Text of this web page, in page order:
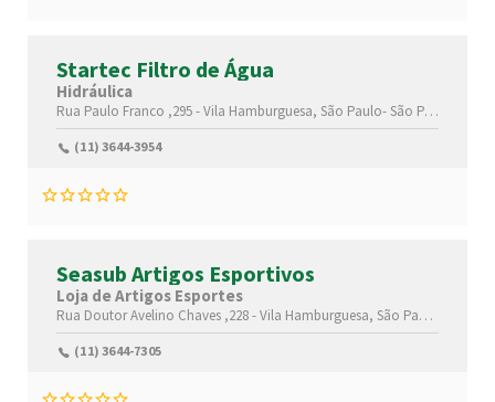
Startec Filtro de Água
Hidráulica
Rua Paulo Franco ,295 -Vila Hamburguesa, São Paulo-São Paulo(SP)
(11) 3644-3954
Seasub Artigos Esportivos
Loja de Artigos Esportes
Rua Doutor Avelino Chaves ,228 -Vila Hamburguesa, São Paulo-
(11) 3644-7305